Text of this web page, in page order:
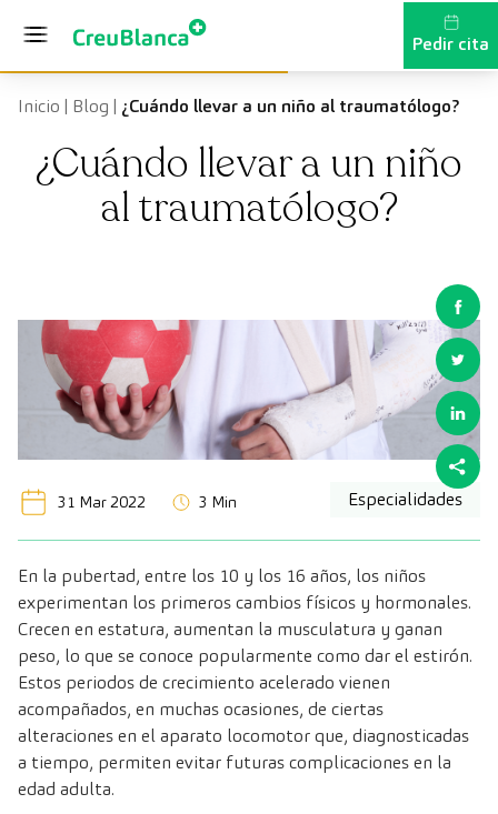
Pedir cita
Inicio | Blog | ¿Cuándo llevar a un niño al traumatólogo?
¿Cuándo llevar a un niño
al traumatólogo?
31 Mar 2022 3 Min Especialidades
En la pubertad, entre los 10 y los 16 años, los niños
experimentan los primeros cambios físicos y hormonales.
Crecen en estatura, aumentan la musculatura y ganan
peso, lo que se conoce popularmente como dar el estirón.
Estos periodos de crecimiento acelerado vienen
acompañados, en muchas ocasiones, de ciertas
alteraciones en el aparato locomotor que, diagnosticadas
a tiempo, permiten evitar futuras complicaciones en la
edad adulta.